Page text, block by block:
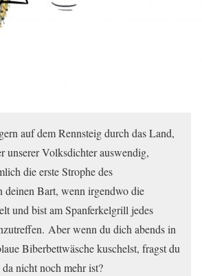
auf dem Rennsteig durch das Land,
unserer Volksdichter auswendig,
die erste Strophe des
deinen Bart, wenn irgendwo die
und bist am Spanferkelgrill jedes
Aber wenn du dich abends in
Biberbettwäsche kuschelst, fragst du
nicht noch mehr ist?